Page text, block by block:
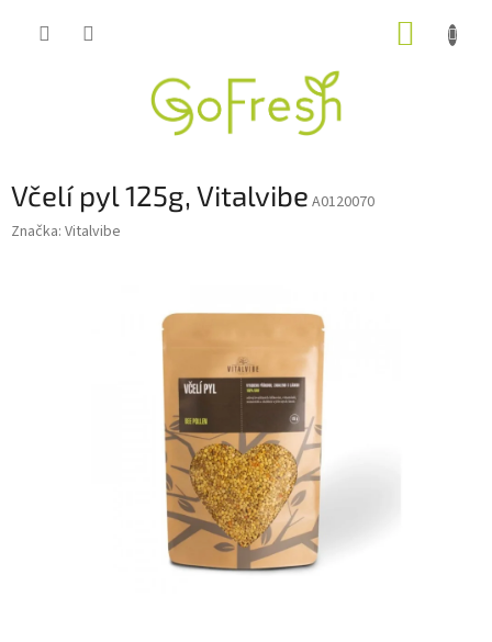
Včelí pyl 125g, Vitalvibe A0120070
Značka: Vitalvibe